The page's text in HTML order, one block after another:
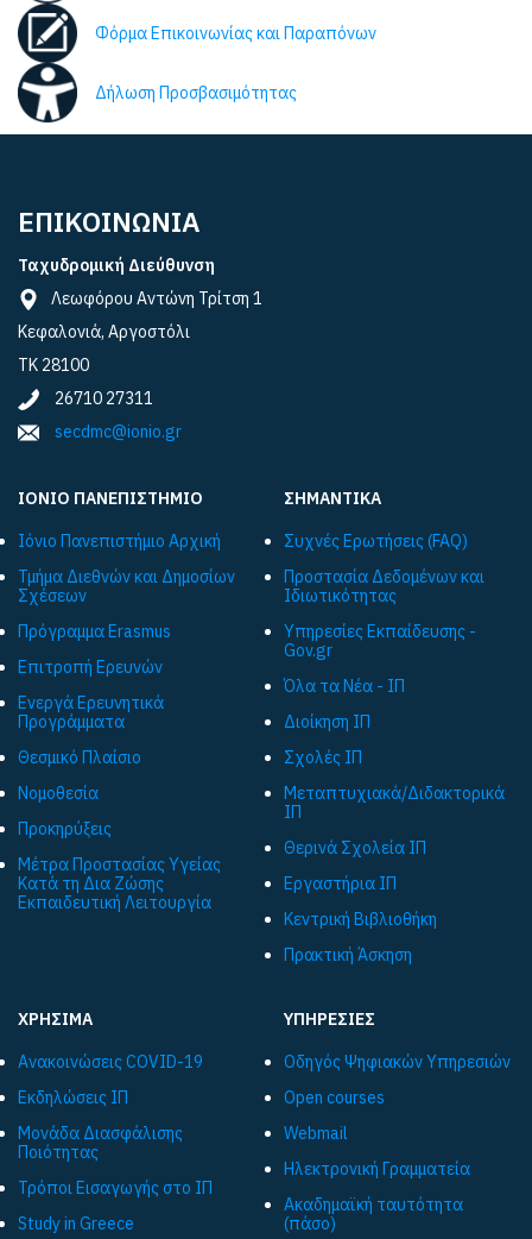
Φόρμα Επικοινωνίας και Παραπόνων
Δήλωση Προσβασιμότητας
ΕΠΙΚΟΙΝΩΝΙΑ
Ταχυδρομική Διεύθυνση
Λεωφόρου Αντώνη Τρίτση 1
Κεφαλονιά, Αργοστόλι
ΤΚ 28100
26710 27311
secdmc@ionio.gr
ΙΟΝΙΟ ΠΑΝΕΠΙΣΤΗΜΙΟ
Ιόνιο Πανεπιστήμιο Αρχική
Τμήμα Διεθνών και Δημοσίων
Σχέσεων
Πρόγραμμα Εrasmus
Επιτροπή Ερευνών
Ενεργά Ερευνητικά
Προγράμματα
Θεσμικό Πλαίσιο
Νομοθεσία
Προκηρύξεις
Μέτρα Προστασίας Υγείας
Κατά τη Δια Ζώσης
Εκπαιδευτική Λειτουργία
ΣΗΜΑΝΤΙΚΑ
Συχνές Ερωτήσεις (FAQ)
Προστασία Δεδομένων και
Ιδιωτικότητας
Υπηρεσίες Εκπαίδευσης -
Gov.gr
Όλα τα Νέα - ΙΠ
Διοίκηση ΙΠ
Σχολές ΙΠ
Μεταπτυχιακά/Διδακτορικά
ΙΠ
Θερινά Σχολεία ΙΠ
Εργαστήρια ΙΠ
Κεντρική Βιβλιοθήκη
Πρακτική Άσκηση
ΧΡΗΣΙΜΑ
Ανακοινώσεις COVID-19
Εκδηλώσεις ΙΠ
Μονάδα Διασφάλισης
Ποιότητας
Τρόποι Εισαγωγής στο ΙΠ
Study in Greece
ΥΠΗΡΕΣΙΕΣ
Οδηγός Ψηφιακών Υπηρεσιών
Open courses
Webmail
Ηλεκτρονική Γραμματεία
Ακαδημαϊκή ταυτότητα
(πάσο)